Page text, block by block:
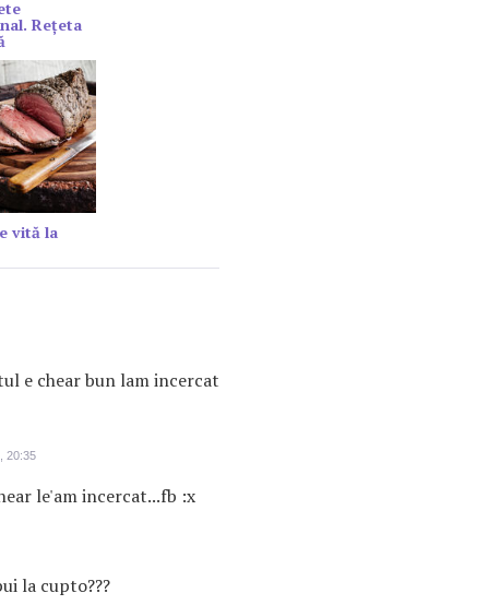
Rețeta
vită la
e chear bun lam incercat
20:35
le'am incercat...fb :x
la cupto???